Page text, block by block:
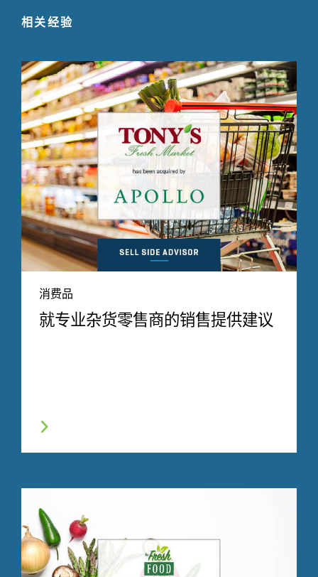
相关经验
消费品
就专业杂货零售商的销售提供建议